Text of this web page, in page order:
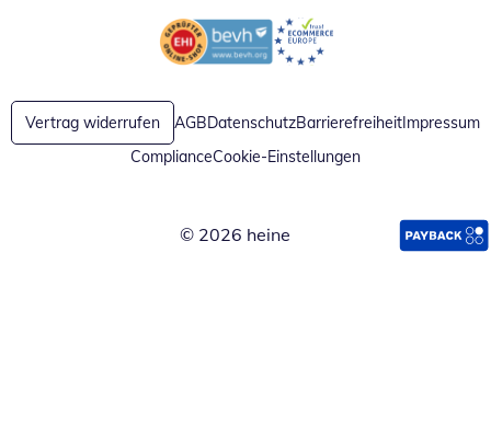
Öffnet in neuem FensterÖffnet in neuem Fenster
Vertrag widerrufen AGBDatenschutzBarrierefreiheitImpressum
ComplianceCookie-Einstellungen
© 2026 heine